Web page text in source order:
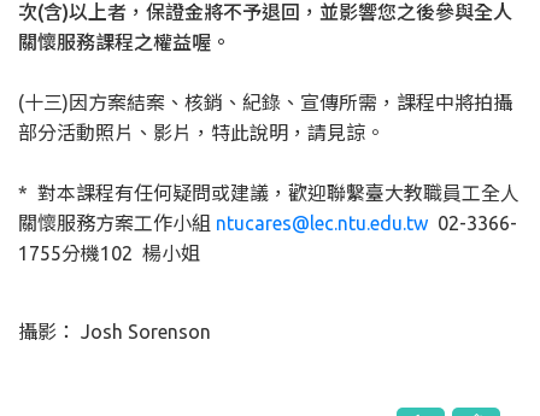
次(含)以上者，保證金將不予退回，並影響您之後參與全人
關懷服務課程之權益喔。
(十三)因方案結案、核銷、紀錄、宣傳所需，課程中將拍攝
部分活動照片、影片，特此說明，請見諒。
* 對本課程有任何疑問或建議，歡迎聯繫臺大教職員工全人
關懷服務方案工作小組 ntucares@lec.ntu.edu.tw 02-3366-
1755分機102 楊小姐
攝影： Josh Sorenson